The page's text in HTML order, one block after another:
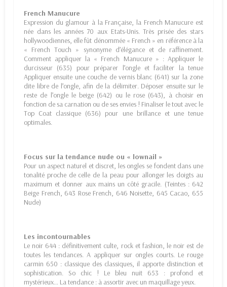
French Manucure
Expression du glamour à la Française, la French Manucure est
née dans les années 70 aux Etats-Unis. Très prisée des stars
hollywoodiennes, elle fût dénommée « French » en référence à la
« French Touch » synonyme d’élégance et de raffinement.
Comment appliquer la « French Manucure » : Appliquer le
durcisseur (635) pour préparer l’ongle et faciliter la tenue
Appliquer ensuite une couche de vernis blanc (641) sur la zone
dite libre de l’ongle, afin de la délimiter. Déposer ensuite sur le
reste de l’ongle le beige (642) ou le rose (643), à choisir en
fonction de sa carnation ou de ses envies ! Finaliser le tout avec le
Top Coat classique (636) pour une brillance et une tenue
optimales.
Focus sur la tendance nude ou « lownail »
Pour un aspect naturel et discret, les ongles se fondent dans une
tonalité proche de celle de la peau pour allonger les doigts au
maximum et donner aux mains un côté gracile. (Teintes : 642
Beige French, 643 Rose French, 646 Noisette, 645 Cacao, 655
Nude)
Les incontournables
Le noir 644 : définitivement culte, rock et fashion, le noir est de
toutes les tendances. A appliquer sur ongles courts. Le rouge
carmin 650 : classique des classiques, il apporte distinction et
sophistication. So chic ! Le bleu nuit 653 : profond et
mystérieux… La tendance : à assortir avec un maquillage yeux.